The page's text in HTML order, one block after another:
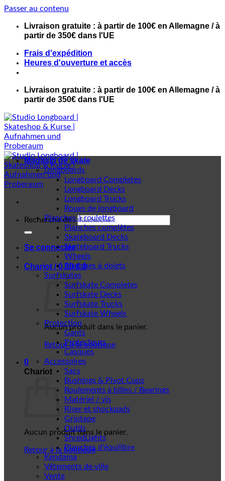
Passer au contenu
Livraison gratuite : à partir de 100€ en Allemagne / à
partir de 350€ dans l'UE
Frais d'expédition
Heures d'ouverture et accès
Livraison gratuite : à partir de 100€ en Allemagne / à
partir de 350€ dans l'UE
Recherche de :
Se connecter
Chariot /0,00€ 0
Aucun produit dans le panier.
Retour à la boutique
0
Chariot
Aucun produit dans le panier.
Retour à la boutique
Magasin de skate
Longboards
Longboard Completes
Longboard Decks
Longboard Trucks
Roues de longboard
Planches à roulettes
Planches complètes
Skateboard Decks
Skateboard Trucks
Wheels
Planches à doigts
Surfskates
Surfskate Completes
Surfskate Decks
Surfskate Trucks
Surfskate Wheels
Protection
Gants
Protecteurs
Casques
Accessoires
Sacs
Bushings & Pivot Cups
Roulements à billes / Bearings
Matériel / vis
Riser et shockpads
Griptape
Outils
ShredLights
Planches d'équilibre
Kendama
Vêtements de ville
Vente